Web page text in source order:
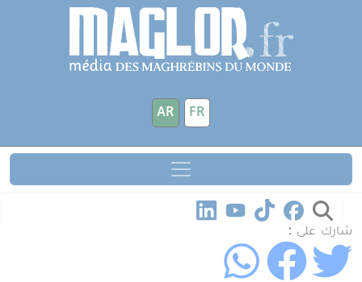
تجاوز إلى المحتوى الرئيسي
FR
AR
شارك على :
لوحة إدارة ملفات تعريف الارتباط